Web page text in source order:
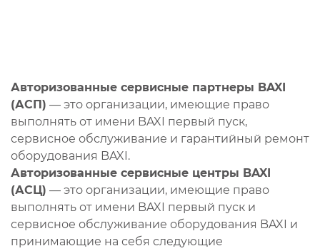
Авторизованные сервисные партнеры BAXI
(АСП) — это организации, имеющие право
выполнять от имени BAXI первый пуск,
сервисное обслуживание и гарантийный ремонт
оборудования BAXI.
Авторизованные сервисные центры BAXI
(АСЦ) — это организации, имеющие право
выполнять от имени BAXI первый пуск и
сервисное обслуживание оборудования BAXI и
принимающие на себя следующие